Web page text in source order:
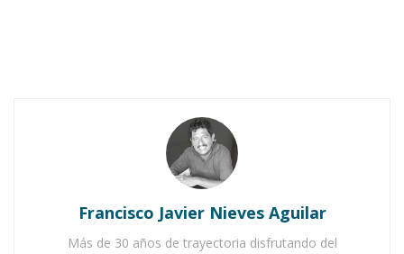
mes de octubre con la obra del cableado
subterráneo, situación que vendrá a
transformar sustancialmente la imagen de este
hermoso Pueblo Mágico.
Francisco Javier Nieves Aguilar
Más de 30 años de trayectoria disfrutando del